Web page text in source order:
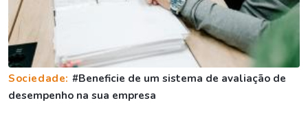
Sociedade: #Beneficie de um sistema de avaliação de
desempenho na sua empresa